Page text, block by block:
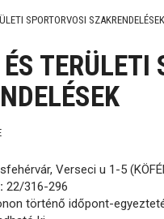
SPORTORVOSI SZAKRENDELÉSEK
TERÜLETI
Verseci u 1-5
22/316-296
történő időpont-